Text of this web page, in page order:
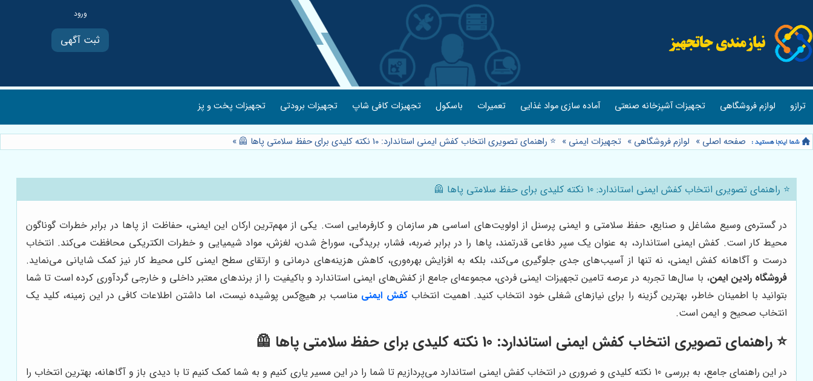
ثبت آگهی
ترازو لوازم فروشگاهی تجهیزات آشپزخانه صنعتی آماده سازی مواد غذایی تعمیرات باسکول تجهیزات کافی شاپ تجهیزات برودتی تجهیزات پخت و پز
صفحه اصلی » لوازم فروشگاهی » تجهیزات ایمنی » ⭐️ راهنمای تصویری انتخاب کفش ایمنی استاندارد: 10 نکته کلیدی برای حفظ سلامتی پاها 🦺 »
⭐️ راهنمای تصویری انتخاب کفش ایمنی استاندارد: 10 نکته کلیدی برای حفظ سلامتی پاها 🦺
در گستره‌ی وسیع مشاغل و صنایع، حفظ سلامتی و ایمنی پرسنل از اولویت‌های اساسی هر سازمان و کارفرمایی است. یکی از مهم‌ترین ارکان این ایمنی، حفاظت از پاها در برابر خطرات گوناگون
محیط کار است. کفش ایمنی استاندارد، به عنوان یک سپر دفاعی قدرتمند، پاها را در برابر ضربه، فشار، بریدگی، سوراخ شدن، لغزش، مواد شیمیایی و خطرات الکتریکی محافظت می‌کند. انتخاب
درست و آگاهانه کفش ایمنی، نه تنها از آسیب‌های جدی جلوگیری می‌کند، بلکه به افزایش بهره‌وری، کاهش هزینه‌های درمانی و ارتقای سطح ایمنی کلی محیط کار نیز کمک شایانی می‌نماید.
فروشگاه رادین ایمن، با سال‌ها تجربه در عرصه تامین تجهیزات ایمنی فردی، مجموعه‌ای جامع از کفش‌های ایمنی استاندارد و باکیفیت را از برندهای معتبر داخلی و خارجی گردآوری کرده است تا شما
بتوانید با اطمینان خاطر، بهترین گزینه را برای نیازهای شغلی خود انتخاب کنید. اهمیت انتخابکفش ایمنی مناسب بر هیچ‌کس پوشیده نیست، اما داشتن اطلاعات کافی در این زمینه، کلید یک
انتخاب صحیح و ایمن است.
⭐️ راهنمای تصویری انتخاب کفش ایمنی استاندارد: 10 نکته کلیدی برای حفظ سلامتی پاها 🦺
در این راهنمای جامع، به بررسی 10 نکته کلیدی و ضروری در انتخاب کفش ایمنی استاندارد می‌پردازیم تا شما را در این مسیر یاری کنیم و به شما کمک کنیم تا با دیدی باز و آگاهانه، بهترین انتخاب را